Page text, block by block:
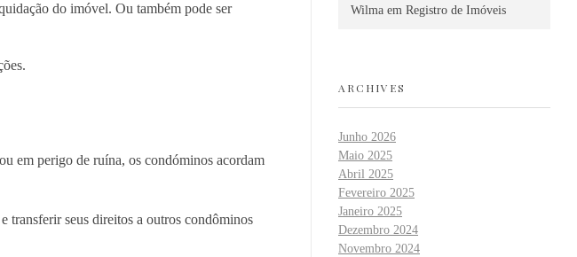
do imóvel. Ou também pode ser
em perigo de ruína, os condóminos acordam
transferir seus direitos a outros condôminos
Wilma em Registro de Imóveis
ARCHIVES
Junho 2026
Maio 2025
Abril 2025
Fevereiro 2025
Janeiro 2025
Dezembro 2024
Novembro 2024